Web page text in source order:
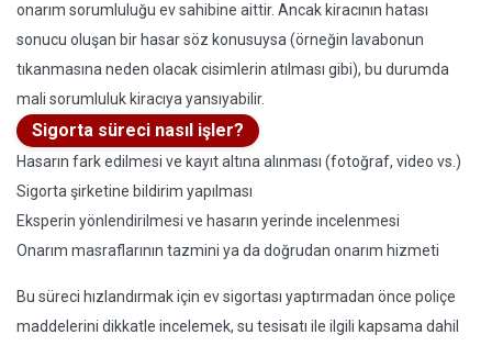
onarım sorumluluğu ev sahibine aittir. Ancak kiracının hatası
sonucu oluşan bir hasar söz konusuysa (örneğin lavabonun
tıkanmasına neden olacak cisimlerin atılması gibi), bu durumda
mali sorumluluk kiracıya yansıyabilir.
Sigorta süreci nasıl işler?
Hasarın fark edilmesi ve kayıt altına alınması (fotoğraf, video vs.)
Sigorta şirketine bildirim yapılması
Eksperin yönlendirilmesi ve hasarın yerinde incelenmesi
Onarım masraflarının tazmini ya da doğrudan onarım hizmeti
Bu süreci hızlandırmak için ev sigortası yaptırmadan önce poliçe
maddelerini dikkatle incelemek, su tesisatı ile ilgili kapsama dahil